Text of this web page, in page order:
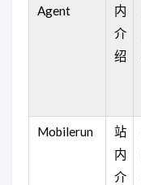
Agent
内
介
绍
Mobilerun
站
内
介